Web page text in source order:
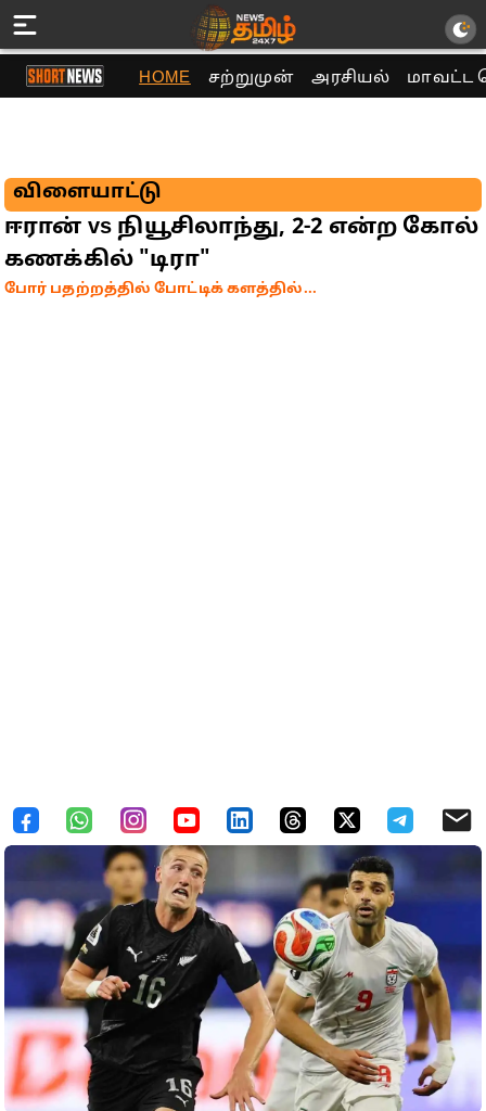
HOME சற்றுமுன் அரசியல் மாவட்ட
விளையாட்டு
ஈரான் vs நியூசிலாந்து, 2-2 என்ற கோல்
கணக்கில் "டிரா"
போர் பதற்றத்தில் போட்டிக் களத்தில்...